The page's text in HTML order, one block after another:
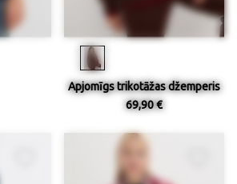
Apjomīgs trikotāžas džemperis
69,90 €